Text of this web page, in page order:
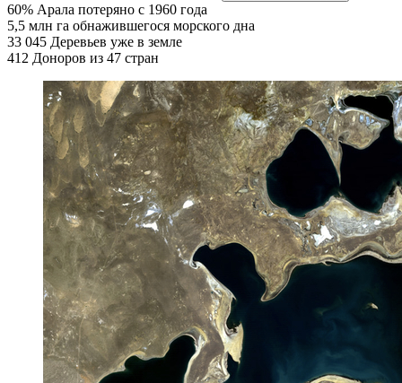
60% Арала потеряно с 1960 года
5,5 млн га обнажившегося морского дна
33 045 Деревьев уже в земле
412 Доноров из 47 стран